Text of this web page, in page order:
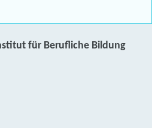
für Berufliche Bildung